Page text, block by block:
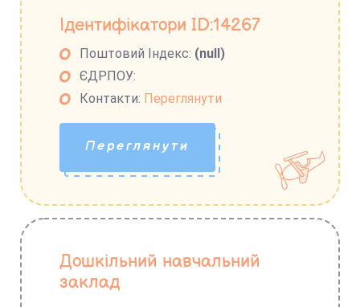
Ідентифікатори ID:14267
Поштовий Індекс: (null)
ЄДРПОУ:
Контакти: Переглянути
Переглянути
Дошкільний навчальний
заклад